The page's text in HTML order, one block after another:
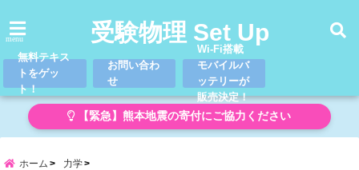
menu 受験物理 Set Up
無料テキス
トをゲッ
ト！
お問い合わ
せ
Wi-Fi搭載
モバイルバ
ッテリーが
販売決定！
【緊急】熊本地震の寄付にご協力ください
ホーム 力学